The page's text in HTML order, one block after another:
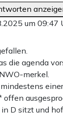
um 09:47
die agenda
merkel.
D sitzt und